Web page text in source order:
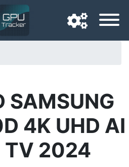
SAMSUNG
4K UHD AI
TV 2024